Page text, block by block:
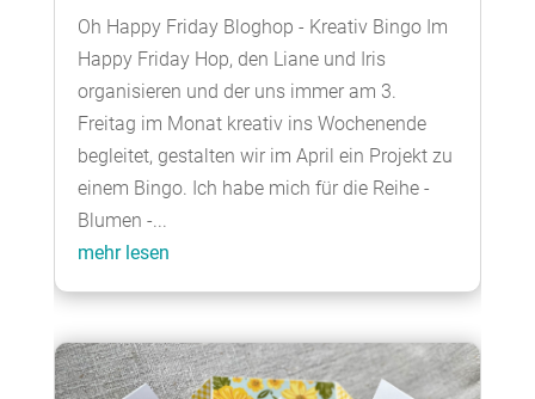
Oh Happy Friday Bloghop - Kreativ Bingo Im
Happy Friday Hop, den Liane und Iris
organisieren und der uns immer am 3.
Freitag im Monat kreativ ins Wochenende
begleitet, gestalten wir im April ein Projekt zu
einem Bingo. Ich habe mich für die Reihe -
Blumen -...
mehr lesen